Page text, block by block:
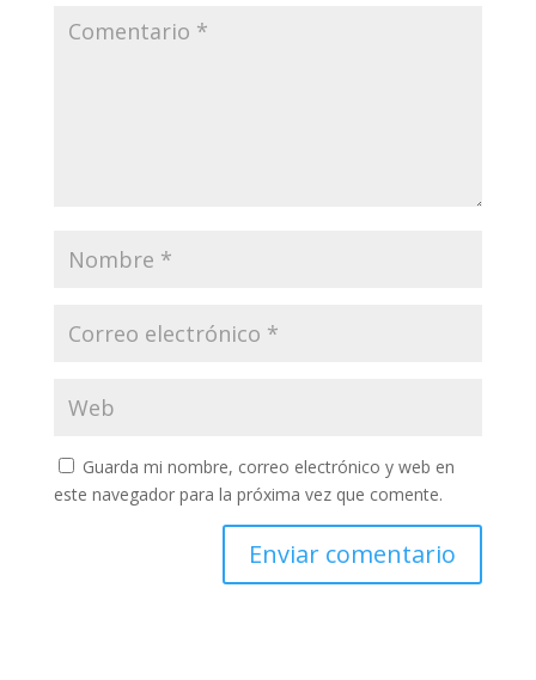
Guarda mi nombre, correo electrónico y web en
este navegador para la próxima vez que comente.